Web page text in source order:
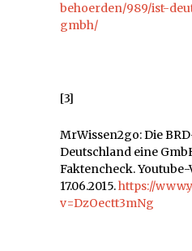
behoerden/989/ist-
gmbh/
[3]
MrWissen2go: Die
Deutschland eine
Faktencheck.
17.06.2015.https://
v=DzOectt3mNg